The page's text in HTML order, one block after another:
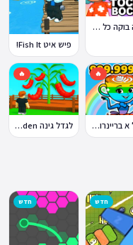
טוקה בוקה כל העולמות בחינם
פיש איט Fish It!
🔥
סטיל א בריינרוט Steal a Brainrot
🔥
לגדל גינה Grow a Garden
חדש חדש